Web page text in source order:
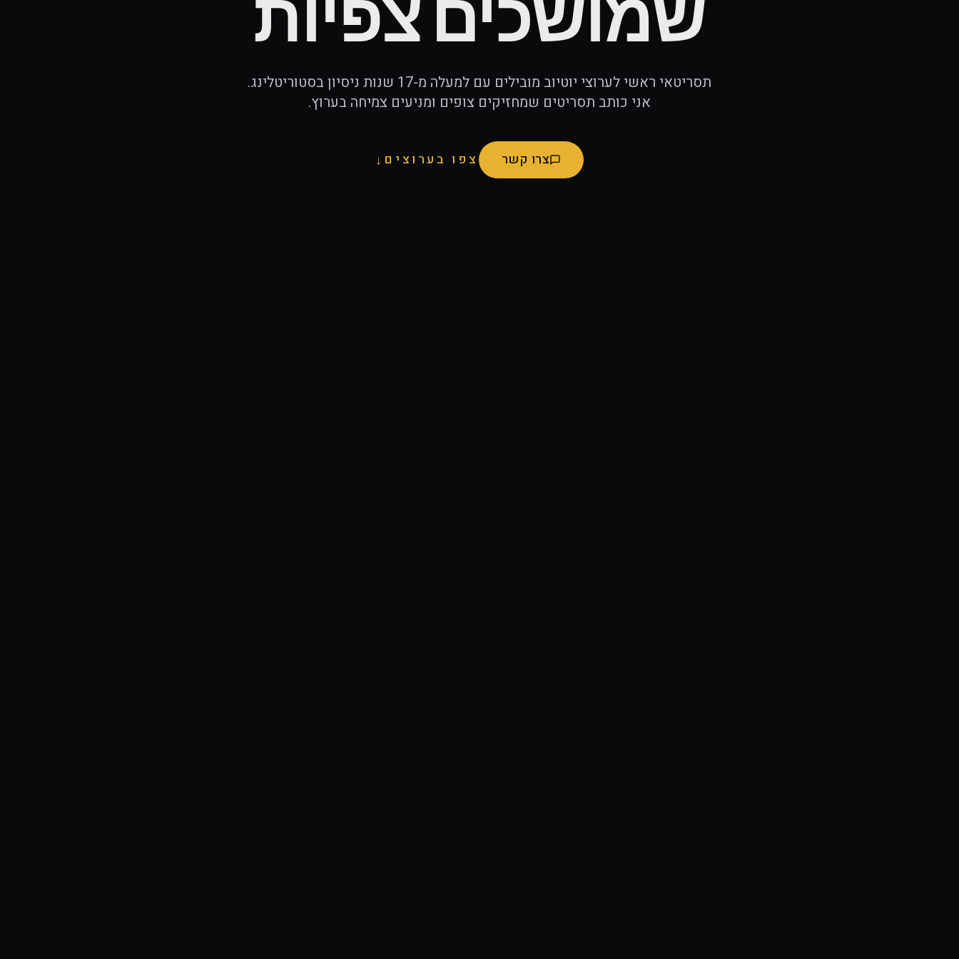
שמושכים צפיות
תסריטאי ראשי לערוצי יוטיוב מובילים עם למעלה מ-17 שנות ניסיון בסטוריטלינג.
אני כותב תסריטים שמחזיקים צופים ומניעים צמיחה בערוץ.
צרו קשר צפו בערוצים ↓